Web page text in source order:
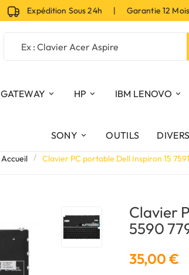
Expédition Sous 24h | Garantie 12 Mois |
GATEWAY HP IBM LENOVO
SONY OUTILS DIVERS
Accueil Clavier PC portable Dell Inspiron 15
Clavier
5590
35,00 €